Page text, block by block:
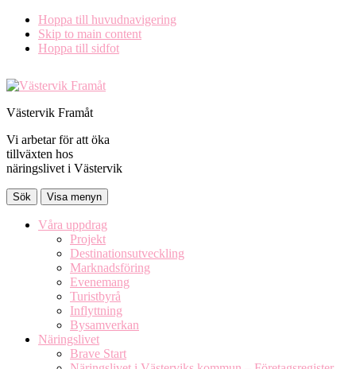
Hoppa till huvudnavigering
Skip to main content
Hoppa till sidfot
Västervik Framåt
Vi arbetar för att öka
tillväxten hos
näringslivet i Västervik
Sök Visa menyn
Våra uppdrag
Projekt
Destinationsutveckling
Marknadsföring
Evenemang
Turistbyrå
Inflyttning
Bysamverkan
Näringslivet
Brave Start